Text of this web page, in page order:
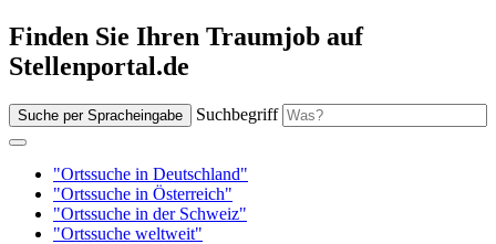
Finden Sie Ihren Traumjob auf
Stellenportal.de
Suche per Spracheingabe Suchbegriff
"Ortssuche in Deutschland"
"Ortssuche in Österreich"
"Ortssuche in der Schweiz"
"Ortssuche weltweit"